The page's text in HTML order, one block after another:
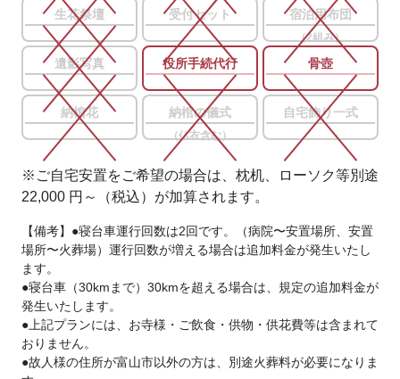
生花祭壇 受付セット 宿泊用布団
（2組み）
遺影写真 役所手続代行 骨壺
納棺花 納棺の儀式
（仏衣含む）
自宅飾り一式
※ご自宅安置をご希望の場合は、枕机、ローソク等別途
22,000 円～（税込）が加算されます。
【備考】●寝台車運行回数は2回です。（病院〜安置場所、安置
場所〜火葬場）運行回数が増える場合は追加料金が発生いたし
ます。
●寝台車（30kmまで）30kmを超える場合は、規定の追加料金が
発生いたします。
●上記プランには、お寺様・ご飲食・供物・供花費等は含まれて
おりません。
●故人様の住所が富山市以外の方は、別途火葬料が必要になりま